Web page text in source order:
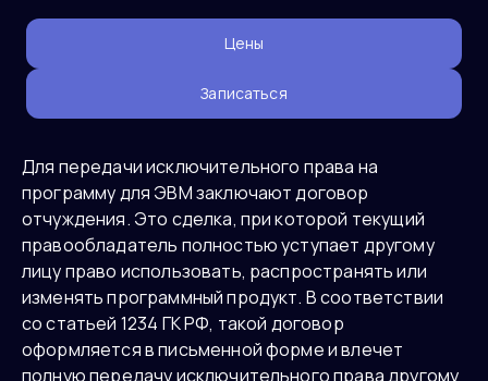
Цены
Записаться
Для передачи исключительного права на
программу для ЭВМ заключают договор
отчуждения. Это сделка, при которой текущий
правообладатель полностью уступает другому
лицу право использовать, распространять или
изменять программный продукт. В соответствии
со статьей 1234 ГК РФ, такой договор
оформляется в письменной форме и влечет
полную передачу исключительного права другому